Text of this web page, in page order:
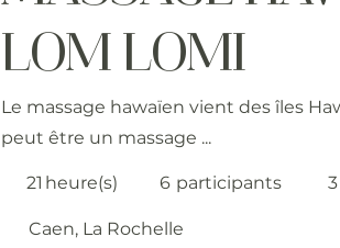
LOM LOMI
Le massage hawaïen vient des îles
peut être un massage ...
21 heure(s) 6 participants 3
Caen, La Rochelle